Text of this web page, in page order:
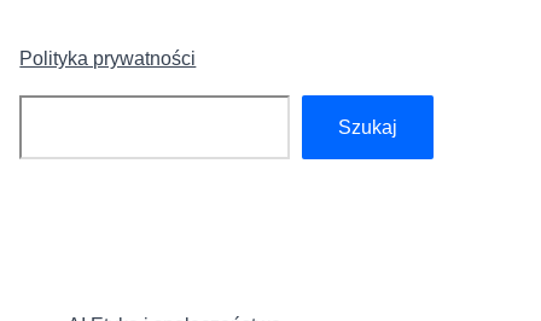
Polityka prywatności
Szukaj